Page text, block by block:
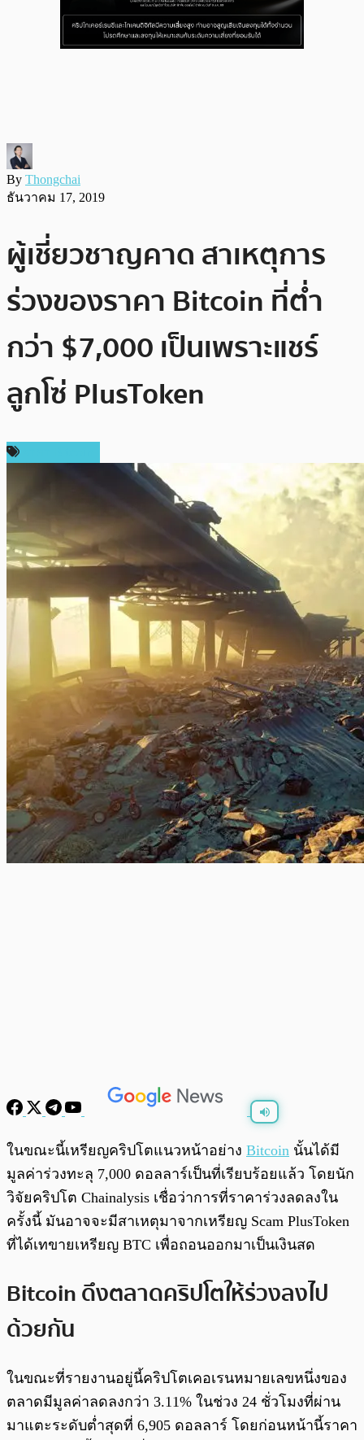
By Thongchai
ธันวาคม 17, 2019
ผู้เชี่ยวชาญคาด สาเหตุการ
ร่วงของราคา Bitcoin ที่ต่ำ
กว่า $7,000 เป็นเพราะแชร์
ลูกโซ่ PlusToken
พร้อมเล่น / 0:00
ในขณะนี้เหรียญคริปโตแนวหน้าอย่าง Bitcoin นั้นได้มี
มูลค่าร่วงทะลุ 7,000 ดอลลาร์เป็นที่เรียบร้อยแล้ว โดยนัก
วิจัยคริปโต Chainalysis เชื่อว่าการที่ราคาร่วงลดลงใน
ครั้งนี้ มันอาจจะมีสาเหตุมาจากเหรียญ Scam PlusToken
ที่ได้เทขายเหรียญ BTC เพื่อถอนออกมาเป็นเงินสด
Bitcoin ดึงตลาดคริปโตให้ร่วงลงไป
ด้วยกัน
ในขณะที่รายงานอยู่นี้คริปโตเคอเรนหมายเลขหนึ่งของ
ตลาดมีมูลค่าลดลงกว่า 3.11% ในช่วง 24 ชั่วโมงที่ผ่าน
มาแตะระดับต่ำสุดที่ 6,905 ดอลลาร์ โดยก่อนหน้านี้ราคา